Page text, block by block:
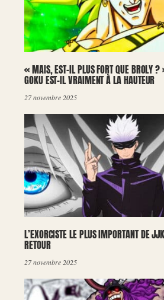
« MAIS, EST-IL PLUS FORT QUE BROLY ?
GOKU EST-IL VRAIMENT À LA HAUTEUR
27 novembre 2025
L’EXORCISTE LE PLUS IMPORTANT DE
RETOUR
27 novembre 2025